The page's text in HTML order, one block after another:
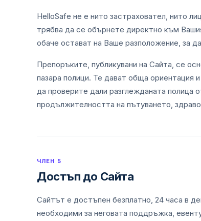
HelloSafe не е нито застраховател, нито
трябва да се обърнете директно към
обаче остават на Ваше разположение, за
Препоръките, публикувани на Сайта, се
пазара полици. Те дават обща ориентация
да проверите дали разглежданата полица
продължителността на пътуването,
ЧЛЕН 5
Достъп до Сайта
Сайтът е достъпен безплатно, 24 часа в
необходими за неговата поддръжка,